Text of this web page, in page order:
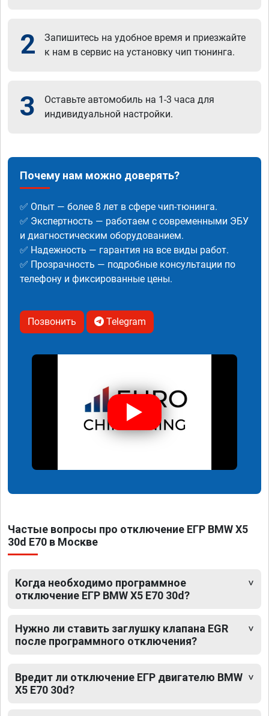
2
Запишитесь на удобное время и приезжайте
к нам в сервис на установку чип тюнинга.
3
Оставьте автомобиль на 1-3 часа для
индивидуальной настройки.
Почему нам можно доверять?
✅ Опыт — более 8 лет в сфере чип-тюнинга.
✅ Экспертность — работаем с современными ЭБУ
и диагностическим оборудованием.
✅ Надежность — гарантия на все виды работ.
✅ Прозрачность — подробные консультации по
телефону и фиксированные цены.
Позвонить Telegram
Частые вопросы про отключение ЕГР BMW X5
30d E70 в Москве
Когда необходимо программное
отключение ЕГР BMW X5 E70 30d?
Нужно ли ставить заглушку клапана EGR
после программного отключения?
Вредит ли отключение ЕГР двигателю BMW
X5 E70 30d?